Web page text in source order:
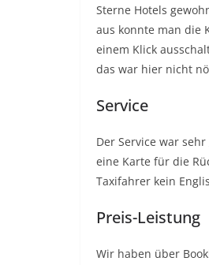
Sterne Hotels
aus konnte man die
einem Klick
das war hier nicht
Service
Der Service war
eine Karte für die
Taxifahrer kein
Preis-Leistung
Wir haben über